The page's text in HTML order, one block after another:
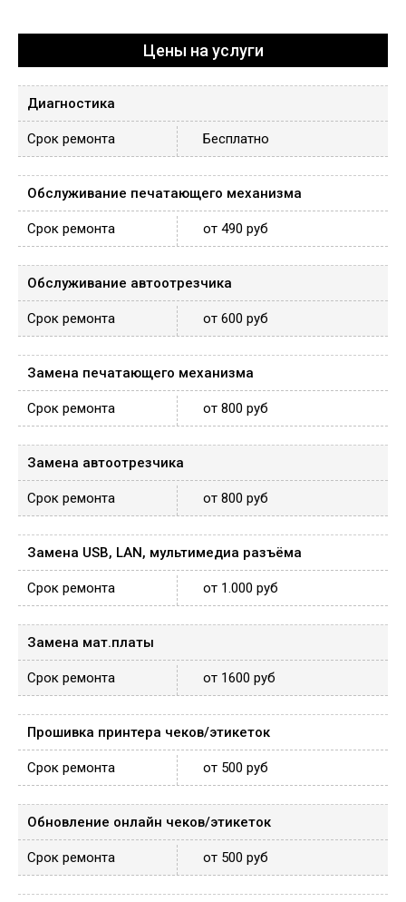
Цены на услуги
Диагностика
Бесплатно
Обслуживание печатающего механизма
от 490 руб
Обслуживание автоотрезчика
от 600 руб
Замена печатающего механизма
от 800 руб
Замена автоотрезчика
от 800 руб
Замена USB, LAN, мультимедиа разъёма
от 1.000 руб
Замена мат.платы
от 1600 руб
Прошивка принтера чеков/этикеток
от 500 руб
Обновление онлайн чеков/этикеток
от 500 руб